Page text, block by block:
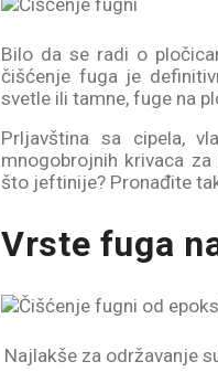
Bilo da se radi o
čišćenje fuga je
svetle ili tamne, fuge na
Prljavština sa cipela,
mnogobrojnih krivaca
što jeftinije? Pronađite
Vrste fuga
Najlakše za održavanje